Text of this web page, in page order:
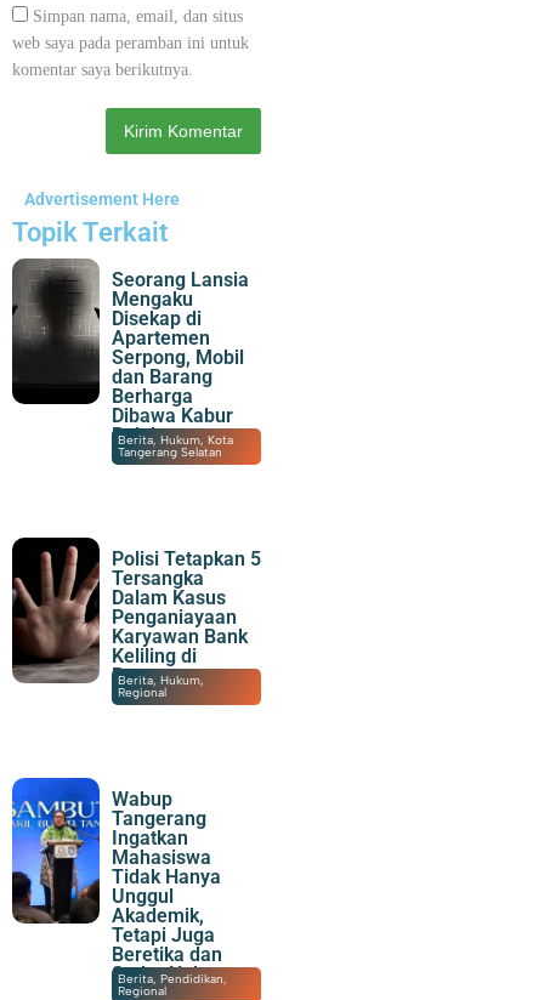
Simpan nama, email, dan situs
web saya pada peramban ini untuk
komentar saya berikutnya.
Advertisement Here
Topik Terkait
Seorang Lansia
Mengaku
Disekap di
Apartemen
Serpong, Mobil
dan Barang
Berharga
Dibawa Kabur
Pelaku
08/08/2026|23:30
Berita,Hukum,Kota
Tangerang Selatan
Polisi Tetapkan 5
Tersangka
Dalam Kasus
Penganiayaan
Karyawan Bank
Keliling di
Panongan
08/08/2026|21:43
Berita,Hukum,
Regional
Wabup
Tangerang
Ingatkan
Mahasiswa
Tidak Hanya
Unggul
Akademik,
Tetapi Juga
Beretika dan
Sadar Hukum
08/08/2026|20:30
Berita,Pendidikan,
Regional